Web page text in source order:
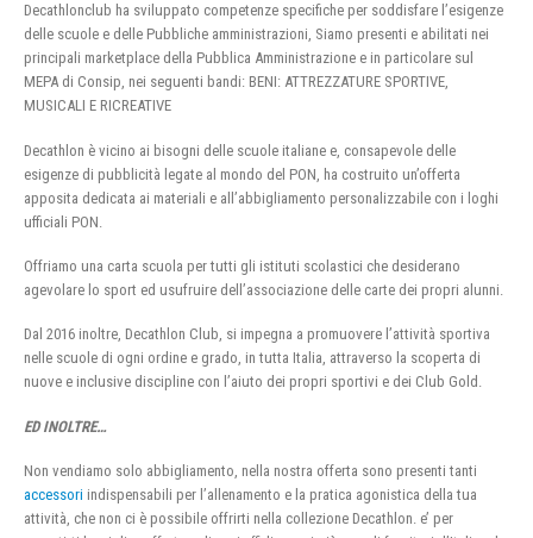
Decathlonclub ha sviluppato competenze specifiche per soddisfare l’esigenze
delle scuole e delle Pubbliche amministrazioni, Siamo presenti e abilitati nei
principali marketplace della Pubblica Amministrazione e in particolare sul
MEPA di Consip, nei seguenti bandi: BENI: ATTREZZATURE SPORTIVE,
MUSICALI E RICREATIVE
Decathlon è vicino ai bisogni delle scuole italiane e, consapevole delle
esigenze di pubblicità legate al mondo del PON, ha costruito un’offerta
apposita dedicata ai materiali e all’abbigliamento personalizzabile con i loghi
ufficiali PON.
Offriamo una carta scuola per tutti gli istituti scolastici che desiderano
agevolare lo sport ed usufruire dell’associazione delle carte dei propri alunni.
Dal 2016 inoltre, Decathlon Club, si impegna a promuovere l’attività sportiva
nelle scuole di ogni ordine e grado, in tutta Italia, attraverso la scoperta di
nuove e inclusive discipline con l’aiuto dei propri sportivi e dei Club Gold.
ED INOLTRE…
Non vendiamo solo abbigliamento, nella nostra offerta sono presenti tanti
accessori indispensabili per l’allenamento e la pratica agonistica della tua
attività, che non ci è possibile offrirti nella collezione Decathlon. e’ per